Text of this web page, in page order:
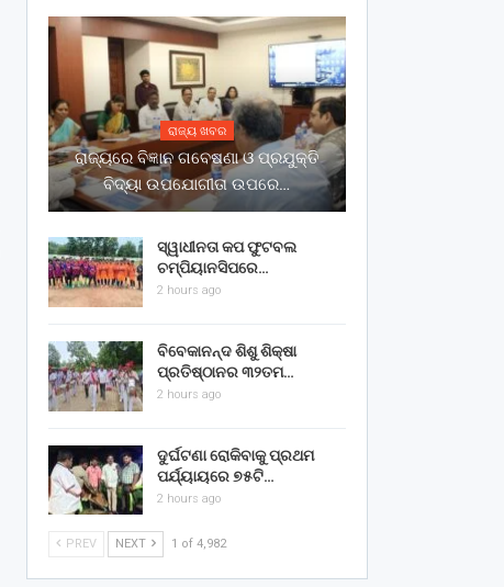
ରାଜ୍ୟ ଖବର
ରାଜ୍ୟରେ ବିଜ୍ଞାନ ଗବେଷଣା ଓ ପ୍ରଯୁକ୍ତି
ବିଦ୍ୟା ଉପଯୋଗୀତା ଉପରେ…
ସ୍ୱାଧୀନତା କପ ଫୁଟବଲ
ଚମ୍ପିୟାନସିପରେ…
2 hours ago
ବିବେକାନନ୍ଦ ଶିଶୁ ଶିକ୍ଷା
ପ୍ରତିଷ୍ଠାନର ୩୨ତମ…
2 hours ago
ଦୁର୍ଘଟଣା ରୋକିବାକୁ ପ୍ରଥମ
ପର୍ଯ୍ୟାୟରେ ୭୫ଟି…
2 hours ago
PREV NEXT 1 of 4,982